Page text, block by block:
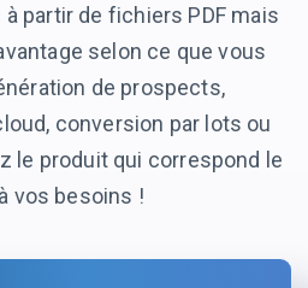
partir de fichiers PDF mais
selon ce que vous
de prospects,
conversion par lots ou
le produit qui correspond le
à vos besoins !